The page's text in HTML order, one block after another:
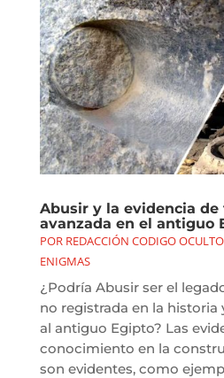
Abusir y la evidencia de
avanzada en el antiguo
POR REDACCIÓN CODIGO OCULTO
ENIGMAS
¿Podría Abusir ser el
no registrada en la historia
al antiguo Egipto? Las
conocimiento en la
son evidentes, como